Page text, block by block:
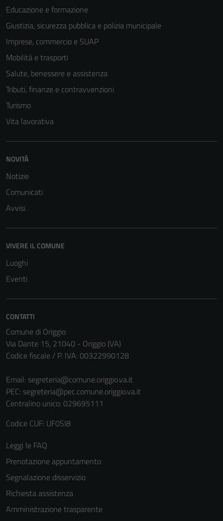
Educazione e formazione
Giustizia, sicurezza pubblica e polizia municipale
Imprese, commercio e SUAP
Mobilità e trasporti
Salute, benessere e assistenza
Tributi, finanze e contravvenzioni
Turismo
Vita lavorativa
NOVITÀ
Notizie
Comunicati
Avvisi
VIVERE IL COMUNE
Luoghi
Eventi
CONTATTI
Comune di Origgio
Via Dante 15, 21040 - Origgio (VA)
Codice fiscale / P. IVA: 00322990128
Email: segreteria@comune.origgio.va.it
PEC: segreteria@pec.comune.origgio.va.it
Centralino unico: 029695111
Codice CUF: UF0SI8
Leggi le FAQ
Prenotazione appuntamento
Segnalazione disservizio
Richiesta assistenza
Amministrazione trasparente
funzionamento
non raccolgono